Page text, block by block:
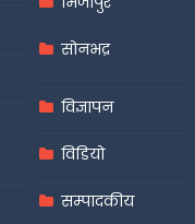
सोनभद्र
विज्ञापन
विडियो
सम्पादकीय